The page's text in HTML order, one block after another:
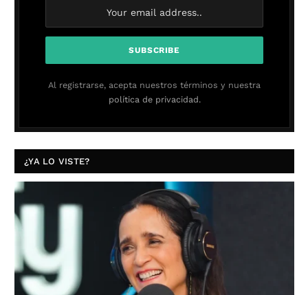
Al registrarse, acepta nuestros términos y nuestra
política de privacidad.
¿YA LO VISTE?